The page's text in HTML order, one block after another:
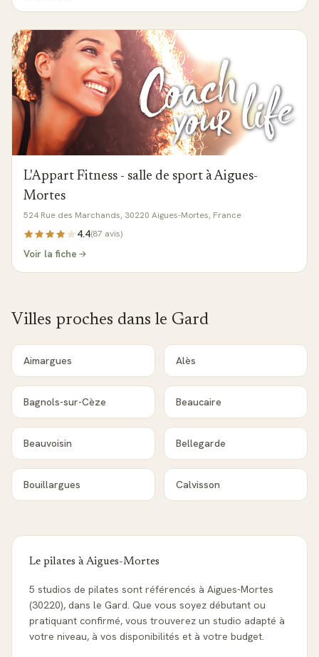
L'Appart Fitness - salle de sport à Aigues-
Mortes
524 Rue des Marchands, 30220 Aigues-Mortes, France
4.4(87 avis)
Voir la fiche
Villes proches dans le Gard
Aimargues Alès
Bagnols-sur-Cèze Beaucaire
Beauvoisin Bellegarde
Bouillargues Calvisson
Le pilates àAigues-Mortes
5 studios de pilates sont référencés à Aigues-Mortes
(30220), dans le Gard. Que vous soyez débutant ou
pratiquant confirmé, vous trouverez un studio adapté à
votre niveau, à vos disponibilités et à votre budget.